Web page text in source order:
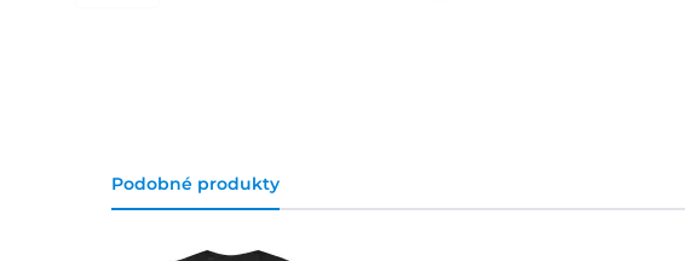
Podobné produkty